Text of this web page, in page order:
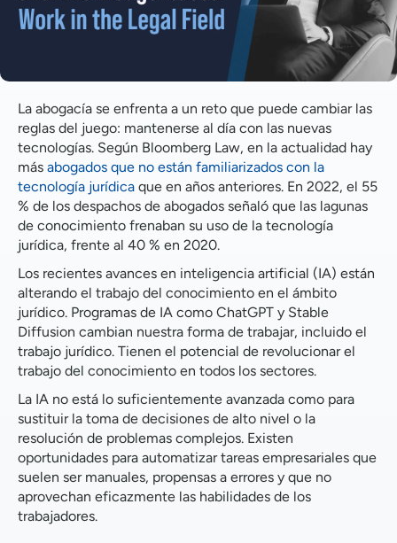
La automatización de la información y el futuro del
PREGUNTAS FRECUENTES
La abogacía se enfrenta a un reto que puede cambiar las
reglas del juego: mantenerse al día con las nuevas
tecnologías. Según Bloomberg Law, en la actualidad hay
más abogados que no están familiarizados con la
tecnología jurídica que en años anteriores. En 2022, el 55
% de los despachos de abogados señaló que las lagunas
de conocimiento frenaban su uso de la tecnología
jurídica, frente al 40 % en 2020.
Los recientes avances en inteligencia artificial (IA) están
alterando el trabajo del conocimiento en el ámbito
jurídico. Programas de IA como ChatGPT y Stable
Diffusion cambian nuestra forma de trabajar, incluido el
trabajo jurídico. Tienen el potencial de revolucionar el
trabajo del conocimiento en todos los sectores.
La IA no está lo suficientemente avanzada como para
sustituir la toma de decisiones de alto nivel o la
resolución de problemas complejos. Existen
oportunidades para automatizar tareas empresariales que
suelen ser manuales, propensas a errores y que no
aprovechan eficazmente las habilidades de los
trabajadores.